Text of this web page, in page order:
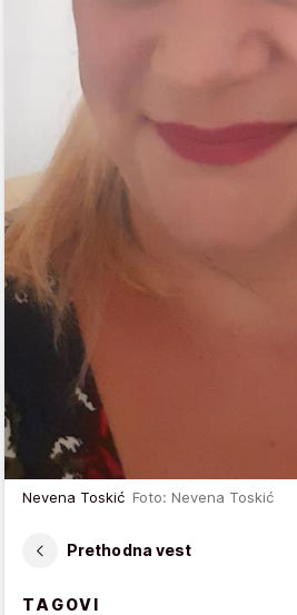
Nevena Toskić Foto: Nevena Toskić
Prethodna vest
TAGOVI